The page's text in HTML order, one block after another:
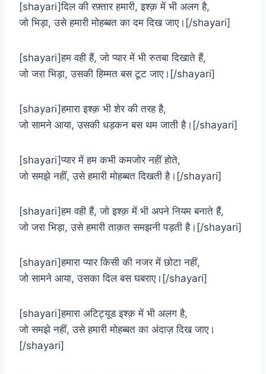
[shayari]दिल की रफ़्तार हमारी, इश्क़ में भी अलग है,
जो भिड़ा, उसे हमारी मोहब्बत का दम दिख जाए।[/shayari]
[shayari]हम वही हैं, जो प्यार में भी रुतबा दिखाते हैं,
जो जरा भिड़ा, उसकी हिम्मत बस टूट जाए।[/shayari]
[shayari]हमारा इश्क़ भी शेर की तरह है,
जो सामने आया, उसकी धड़कन बस थम जाती है।[/shayari]
[shayari]प्यार में हम कभी कमजोर नहीं होते,
जो समझे नहीं, उसे हमारी मोहब्बत दिखती है।[/shayari]
[shayari]हम वही हैं, जो इश्क़ में भी अपने नियम बनाते हैं,
जो जरा भिड़ा, उसे हमारी ताक़त समझनी पड़ती है।[/shayari]
[shayari]हमारा प्यार किसी की नजर में छोटा नहीं,
जो सामने आया, उसका दिल बस घबराए।[/shayari]
[shayari]हमारा अटिट्यूड इश्क़ में भी अलग है,
जो समझे नहीं, उसे हमारी मोहब्बत का अंदाज़ दिख जाए।
[/shayari]